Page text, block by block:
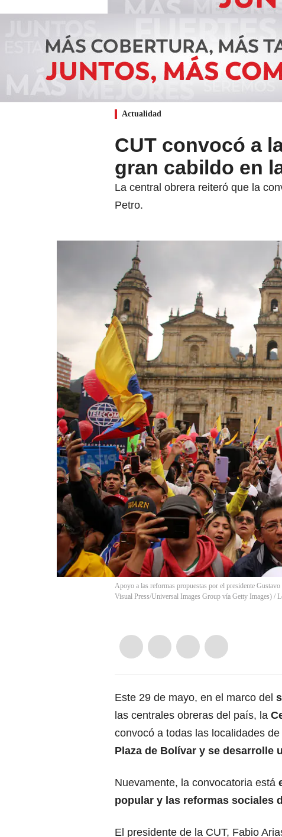
Actualidad
CUT convocó a
gran cabildo en
La central obrera reiteró que la
Petro.
Apoyo a las reformas propuestas por el presidente
Visual Press/Universal Images Group vía Getty Images) /
Este 29 de mayo, en el marco del
las centrales obreras del país, la
convocó a todas las localidades de
Plaza de Bolívar y se desarrolle
Nuevamente, la convocatoria está
popular y las reformas sociales
El presidente de la CUT, Fabio